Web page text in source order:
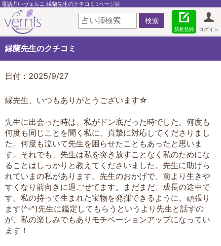
電話占いヴェルニ 縁蘭先生のクチコミ3ページ目
ログイン
新規登録
縁蘭先生のクチコミ
日付：2025/9/27
縁先生、いつもありがとうございます☆
先生に出会った時は、私がドン底だった時でした。何度も
何度も同じことを聞く私に、真摯に対応してくださりまし
た。何度も泣いて先生を困らせたこともあったと思いま
す。それでも、先生は私を突き放すことなく私のためにな
ることはしっかりと教えてくださいました。先生に助けら
れていまの私があります。先生のおかげで、前より生きや
すくなり前向きに過ごせてます。まだまだ、成長の途中で
す。私の持って生まれた宝物を発揮できるように、頑張り
ます(^-^)先生に鑑定してもらうというより先生と話すの
が、私の楽しみでもありモチベーションアップになってい
ます！